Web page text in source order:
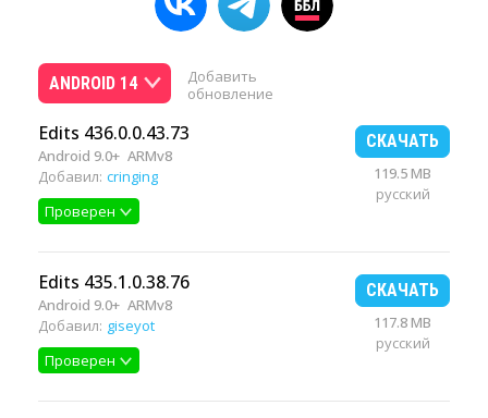
ANDROID 14
Добавить
обновление
Edits 436.0.0.43.73
Android 9.0+ ARMv8
Добавил: cringing
Проверен
СКАЧАТЬ
119.5 MB
русский
Edits 435.1.0.38.76
Android 9.0+ ARMv8
Добавил: giseyot
Проверен
СКАЧАТЬ
117.8 MB
русский